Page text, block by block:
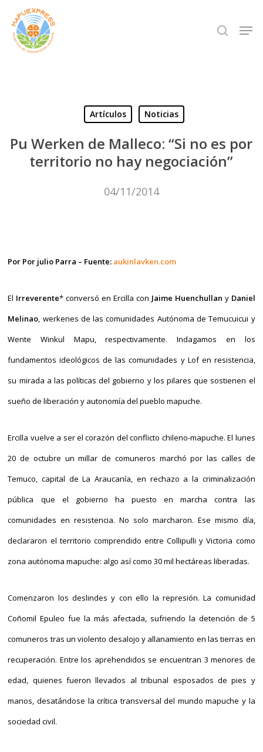
Skip
main
search
Artículos Noticias
Pu Werken de Malleco: “Si no es por
territorio no hay negociación”
04/11/2014
Por Por julio Parra – Fuente: aukinlavken.com
El Irreverente* conversó en Ercilla con Jaime Huenchullan y Daniel
Melinao, werkenes de las comunidades Autónoma de Temucuicui y
Wente Winkul Mapu, respectivamente. Indagamos en los
fundamentos ideológicos de las comunidades y Lof en resistencia,
su mirada a las políticas del gobierno y los pilares que sostienen el
sueño de liberación y autonomía del pueblo mapuche.
Ercilla vuelve a ser el corazón del conflicto chileno-mapuche. El lunes
20 de octubre un millar de comuneros marchó por las calles de
Temuco, capital de La Araucanía, en rechazo a la criminalización
pública que el gobierno ha puesto en marcha contra las
comunidades en resistencia. No solo marcharon. Ese mismo día,
declararon el territorio comprendido entre Collipulli y Victoria como
zona autónoma mapuche: algo así como 30 mil hectáreas liberadas.
Comenzaron los deslindes y con ello la represión. La comunidad
Coñomil Epuleo fue la más afectada, sufriendo la detención de 5
comuneros tras un violento desalojo y allanamiento en las tierras en
recuperación. Entre los aprehendidos se encuentran 3 menores de
edad, quienes fueron llevados al tribunal esposados de pies y
manos, desatándose la crítica transversal del mundo mapuche y la
sociedad civil.
Close